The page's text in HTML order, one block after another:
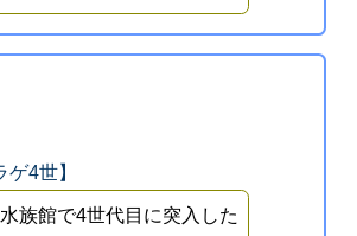
ゲ4世】
族館で4世代目に突入した